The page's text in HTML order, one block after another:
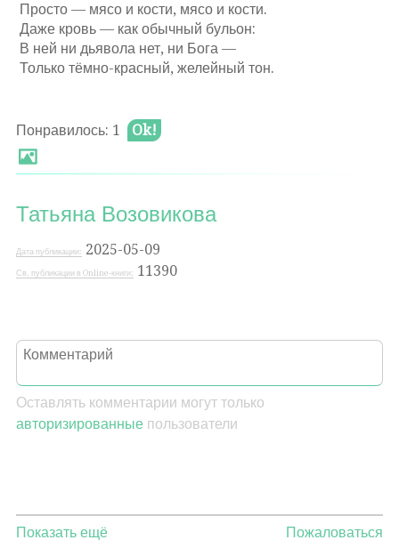
Просто — мясо и кости, мясо и кости.
Даже кровь — как обычный бульон:
В ней ни дьявола нет, ни Бога —
Только тёмно-красный, желейный тон.
Понравилось: 1 Ok!
Татьяна Возовикова
Дата публикации: 2025-05-09
Св. публикации в Online-книги: 11390
Оставлять комментарии могут только
авторизированныепользователи
Показать ещё Пожаловаться